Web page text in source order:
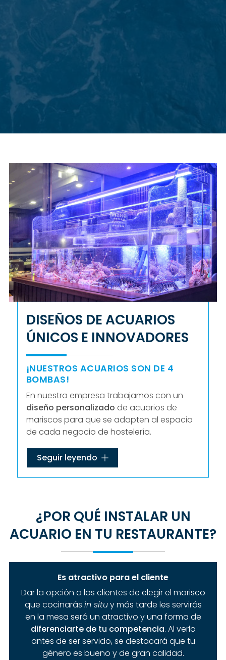
DISEÑOS DE ACUARIOS
ÚNICOS E INNOVADORES
¡NUESTROS ACUARIOS SON DE 4
BOMBAS!
En nuestra empresa trabajamos con un
diseño personalizado de acuarios de
mariscos para que se adapten al espacio
de cada negocio de hostelería.
Somos expertos en fabricar acuarios a
medida, pues hacemos tu expositor de
marisco de pequeño, mediano y gran
formas: curvos, cilíndricos, rectangulares,
ondulados... para adaptarnos a los gustos
del cliente.
Si quieres contar en tu local conel mejor
expositor de marisco, te ayudamos a
crear un acuario único y personal, según
las necesidades y el espacio disponible de
tu negocio. Los hacemosde 4 bombas
Seguir leyendo
¿POR QUÉ INSTALAR UN
ACUARIO EN TU RESTAURANTE?
Es atractivo para el cliente
Dar la opción a los clientes de elegir el marisco
que cocinarás in situy más tarde les servirás
en la mesa será un atractivo y una forma de
diferenciarte de tu competencia. Al verlo
antes de ser servido, se destacará que tu
género es bueno y de gran calidad.